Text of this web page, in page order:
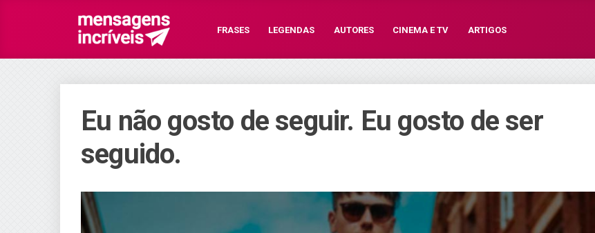
FRASES LEGENDAS AUTORES CINEMA E TV ARTIGOS
Eu não gosto de seguir. Eu gosto de ser
seguido.